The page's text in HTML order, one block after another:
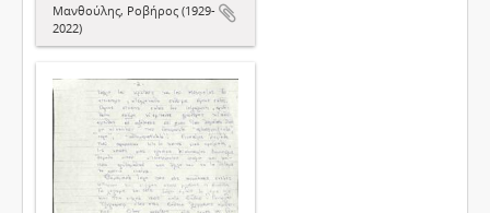
Μανθούλης, Ροβήρος (1929-
2022)